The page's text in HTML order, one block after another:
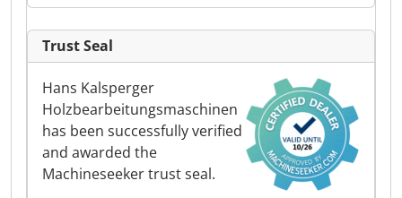
Trust Seal
Hans Kalsperger
Holzbearbeitungsmaschinen
has been successfully verified
and awarded the
Machineseeker trust seal.